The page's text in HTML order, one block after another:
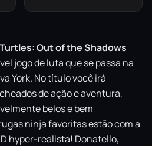
Out of the Shadows
jogo de luta que se passa na
York. No título você irá
de ação e aventura,
belos e bem
ninja favoritas estão com a
hyper-realista! Donatello,